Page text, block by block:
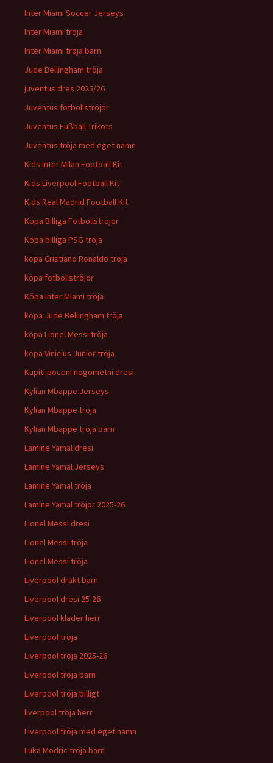
Inter Miami Soccer Jerseys
Inter Miami tröja
Inter Miami tröja barn
Jude Bellingham tröja
juventus dres 2025/26
Juventus fotbollströjor
Juventus Fußball Trikots
Juventus tröja med eget namn
Kids Inter Milan Football Kit
Kids Liverpool Football Kit
Kids Real Madrid Football Kit
Köpa Billiga Fotbollströjor
Köpa billiga PSG tröja
köpa Cristiano Ronaldo tröja
köpa fotbollströjor
Köpa Inter Miami tröja
köpa Jude Bellingham tröja
köpa Lionel Messi tröja
köpa Vinicius Junior tröja
Kupiti poceni nogometni dresi
Kylian Mbappe Jerseys
Kylian Mbappe tröja
Kylian Mbappe tröja barn
Lamine Yamal dresi
Lamine Yamal Jerseys
Lamine Yamal tröja
Lamine Yamal tröjor 2025-26
Lionel Messi dresi
Lionel Messi tröja
Lionel Messi tröja
Liverpool drakt barn
Liverpool dresi 25-26
Liverpool kläder herr
Liverpool tröja
Liverpool tröja 2025-26
Liverpool tröja barn
Liverpool tröja billigt
liverpool tröja herr
Liverpool tröja med eget namn
Luka Modric tröja barn